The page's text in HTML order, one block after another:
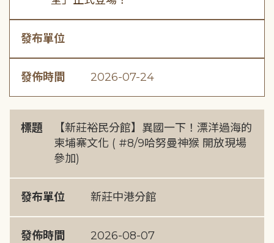
發布單位
發佈時間 2026-07-24
標題
【新莊裕民分館】異國一下！漂洋過海的
柬埔寨文化 ( #8/9哈努曼神猴 開放現場
參加)
發布單位 新莊中港分館
發佈時間 2026-08-07